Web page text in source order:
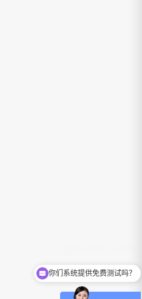
你们系统提供免费测试吗？